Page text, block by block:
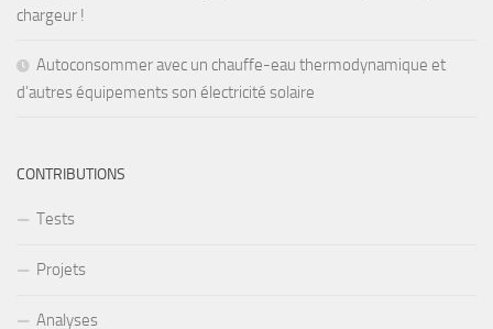
chargeur !
Autoconsommer avec un chauffe-eau thermodynamique et
d’autres équipements son électricité solaire
CONTRIBUTIONS
Tests
Projets
Analyses